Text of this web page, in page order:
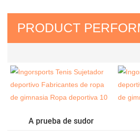
PRODUCT
A prueba de sudor